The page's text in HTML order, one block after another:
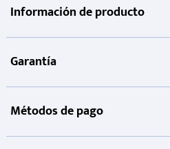
Información de producto
Garantía
Métodos de pago